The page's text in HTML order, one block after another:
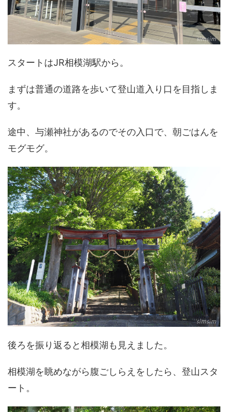
スタートはJR相模湖駅から。
まずは普通の道路を歩いて登山道入り口を目指しま
す。
途中、与瀬神社があるのでその入口で、朝ごはんを
モグモグ。
後ろを振り返ると相模湖も見えました。
相模湖を眺めながら腹ごしらえをしたら、登山スタ
ート。